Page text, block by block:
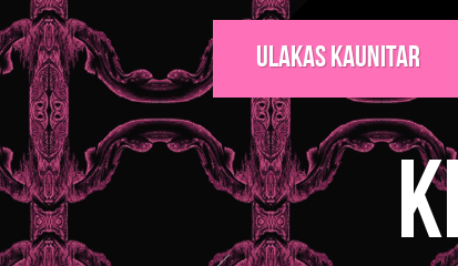
Ulakas Kaunitar